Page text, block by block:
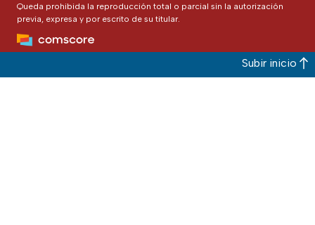
Queda prohibida la reproducción total o parcial sin la autorización
previa, expresa y por escrito de su titular.
Subir inicio